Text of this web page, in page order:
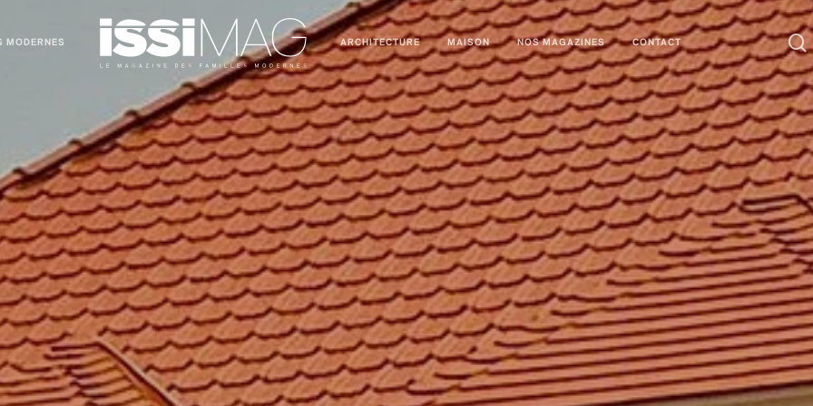
MODERNES ARCHITECTURE MAISON NOS MAGAZINES CONTACT